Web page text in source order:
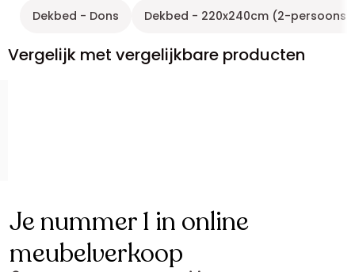
Dekbed - Dons Dekbed - 220x240cm (2-persoons)
Vergelijk met vergelijkbare producten
Je nummer 1 in online
meubelverkoop